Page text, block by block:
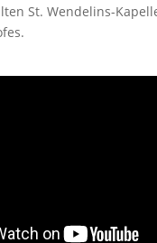
St. Wendelins-